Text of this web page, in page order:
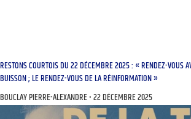
RESTONS COURTOIS DU 22 DÉCEMBRE 2025 : « RENDEZ-VOUS
BUISSON ; LE RENDEZ-VOUS DE LA RÉINFORMATION »
BOUCLAY PIERRE-ALEXANDRE 22 DÉCEMBRE 2025